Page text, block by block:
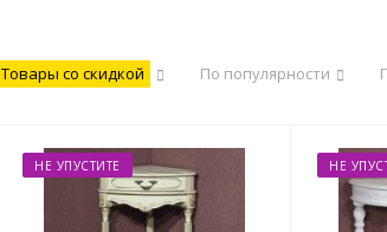
Товары со скидкой По популярности
НЕ УПУСТИТЕ НЕ